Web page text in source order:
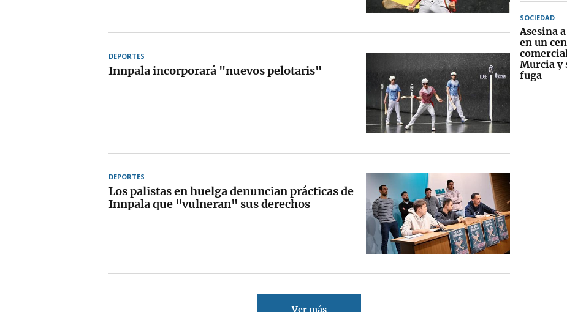
DEPORTES
Innpala incorporará "nuevos pelotaris"
DEPORTES
Los palistas en huelga denuncian prácticas de
Innpala que "vulneran" sus derechos
Ver más
SOCIEDAD
Asesina
en un
Murcia y
fuga